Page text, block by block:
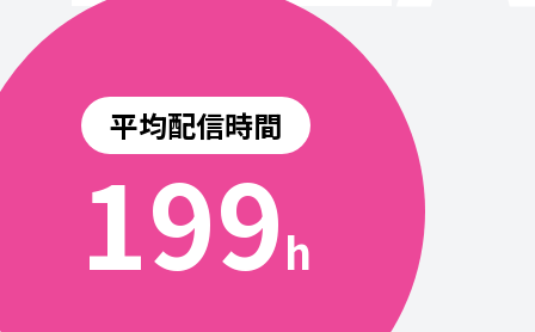
平均配信時間
200h